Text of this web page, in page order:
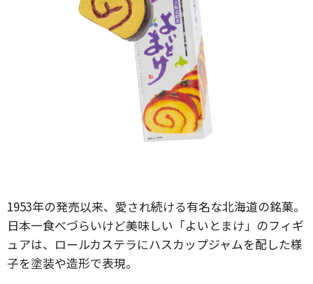
1953年の発売以来、愛され続ける有名な北海道の銘菓。
日本一食べづらいけど美味しい「よいとまけ」のフィギ
ュアは、ロールカステラにハスカップジャムを配した様
子を塗装や造形で表現。